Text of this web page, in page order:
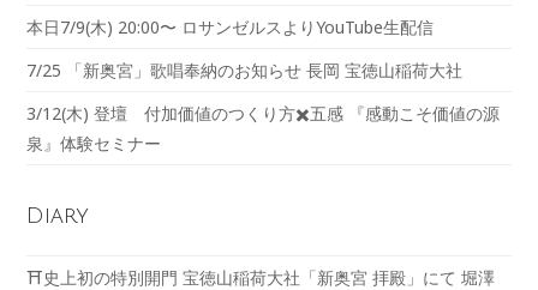
本日7/9(木) 20:00〜 ロサンゼルスよりYouTube生配信
7/25 「新奥宮」歌唱奉納のお知らせ 長岡 宝徳山稲荷大社
3/12(木) 登壇 付加価値のつくり方✖️五感 『感動こそ価値の源
泉』体験セミナー
Diary
⛩️史上初の特別開門 宝徳山稲荷大社「新奥宮 拝殿」にて 堀澤